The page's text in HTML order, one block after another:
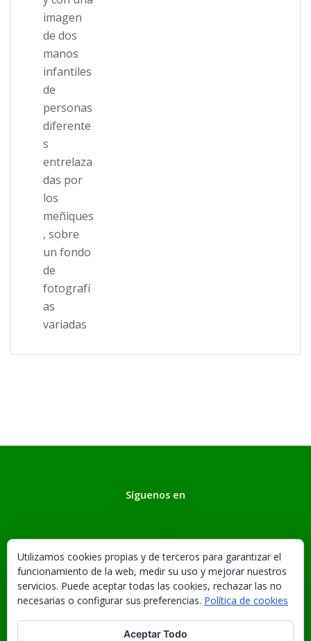
Síguenos en
2009-2026. Esta obra está bajo una
licencia
de Creative Commons.Aviso legal.
Quiénes somos
Utilizamos cookies propias y de terceros para garantizar el
funcionamiento de la web, medir su uso y mejorar nuestros
servicios. Puede aceptar todas las cookies, rechazar las no
necesarias o configurar sus preferencias. Política de cookies
Aceptar Todo